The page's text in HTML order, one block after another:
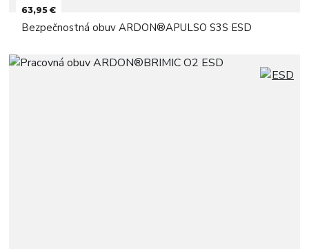
63,95 €
Bezpečnostná obuv ARDON®APULSO S3S ESD